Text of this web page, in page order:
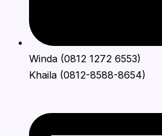
Winda (0812 1272 6553)
Khaila (0812-8588-8654)